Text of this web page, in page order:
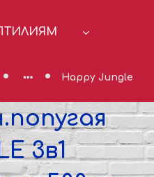
Happy Jungle
3в1